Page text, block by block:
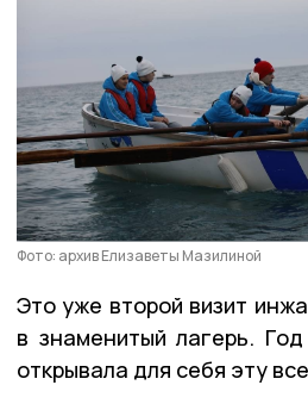
Фото: архив Елизаветы Мазилиной
Это уже второй визит
в знаменитый лагерь.
открывала для себя эту